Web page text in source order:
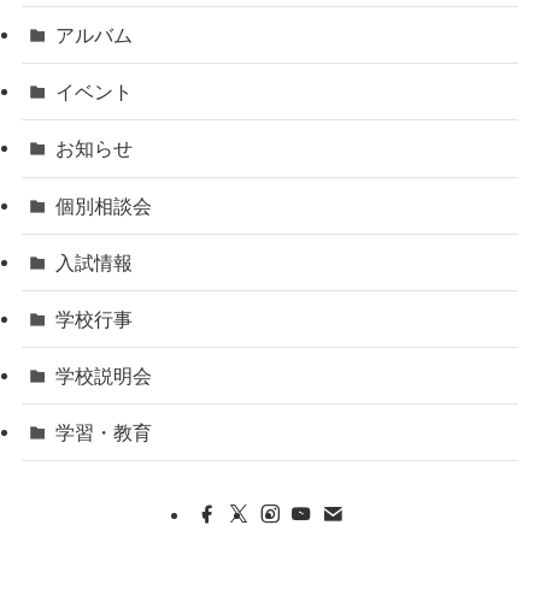
アルバム
イベント
お知らせ
個別相談会
入試情報
学校行事
学校説明会
学習・教育